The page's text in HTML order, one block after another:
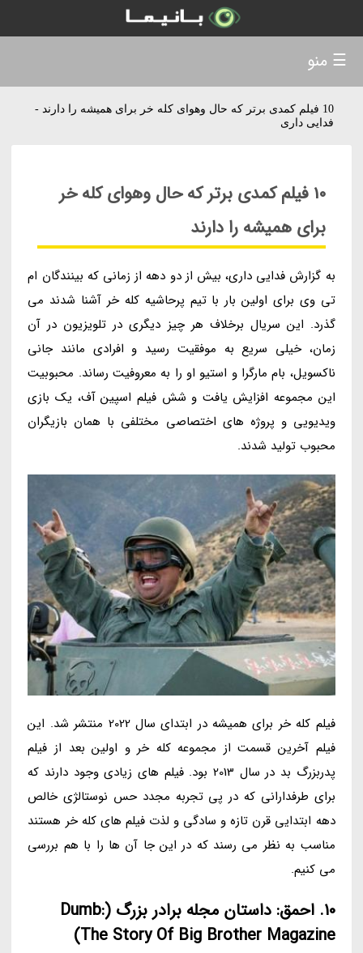
10 فیلم کمدی برتر که حال وهوای کله خر برای همیشه را دارند -
فدایی داری
10 فیلم کمدی برتر که حال وهوای کله خر
برای همیشه را دارند
به گزارش فدایی داری، بیش از دو دهه از زمانی که بینندگان ام
تی وی برای اولین بار با تیم پرحاشیه کله خر آشنا شدند می
گذرد. این سریال برخلاف هر چیز دیگری در تلویزیون در آن
زمان، خیلی سریع به موفقیت رسید و افرادی مانند جانی
ناکسویل، بام مارگرا و استیو او را به معروفیت رساند. محبوبیت
این مجموعه افزایش یافت و شش فیلم اسپین آف، یک بازی
ویدیویی و پروژه های اختصاصی مختلفی با همان بازیگران
محبوب تولید شدند.
فیلم کله خر برای همیشه در ابتدای سال 2022 منتشر شد. این
فیلم آخرین قسمت از مجموعه کله خر و اولین بعد از فیلم
پدربزرگ بد در سال 2013 بود. فیلم های زیادی وجود دارند که
برای طرفدارانی که در پی تجربه مجدد حس نوستالژی خالص
دهه ابتدایی قرن تازه و سادگی و لذت فیلم های کله خر هستند
مناسب به نظر می رسند که در این جا آن ها را با هم بررسی
می کنیم.
10. احمق: داستان مجله برادر بزرگ (Dumb:
The Story Of Big Brother Magazine)
☰ منو